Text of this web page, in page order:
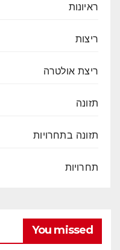
ראיונות
ריצות
ריצת אולטרה
תזונה
תזונה בתחרויות
תחרויות
You missed